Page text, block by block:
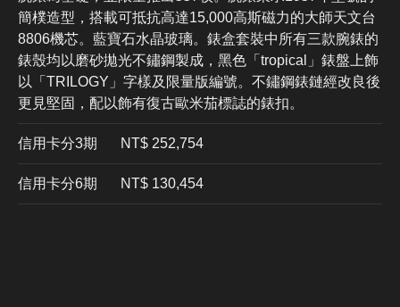
簡樸造型，搭載可抵抗高達15,000高斯磁力的大師天文台
8806機芯。藍寶石水晶玻璃。錶盒套裝中所有三款腕錶的
錶殼均以磨砂拋光不鏽鋼製成，黑色「tropical」錶盤上飾
以「TRILOGY」字樣及限量版編號。不鏽鋼錶鏈經改良後
更見堅固，配以飾有復古歐米茄標誌的錶扣。
信用卡分3期 ​NT$ 252,754
信用卡分6期 NT$ 130,454